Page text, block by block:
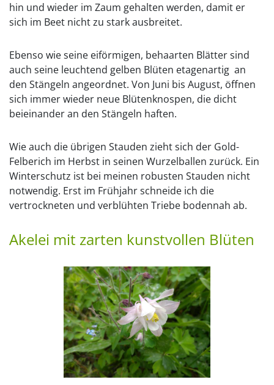
hin und wieder im Zaum gehalten werden, damit er
sich im Beet nicht zu stark ausbreitet.
Ebenso wie seine eiförmigen, behaarten Blätter sind
auch seine leuchtend gelben Blüten etagenartig an
den Stängeln angeordnet. Von Juni bis August, öffnen
sich immer wieder neue Blütenknospen, die dicht
beieinander an den Stängeln haften.
Wie auch die übrigen Stauden zieht sich der Gold-
Felberich im Herbst in seinen Wurzelballen zurück. Ein
Winterschutz ist bei meinen robusten Stauden nicht
notwendig. Erst im Frühjahr schneide ich die
vertrockneten und verblühten Triebe bodennah ab.
Akelei mit zarten kunstvollen Blüten